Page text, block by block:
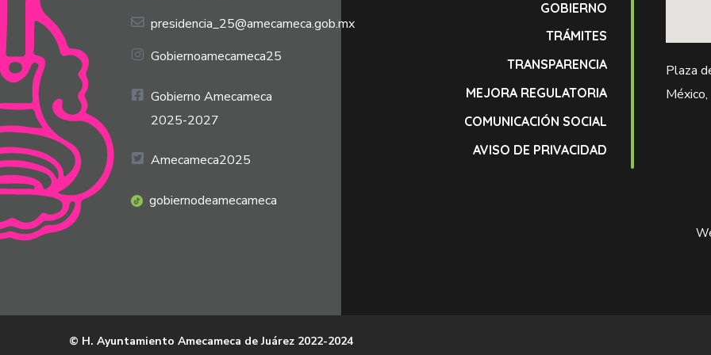
presidencia_25@amecameca.gob.mx
Gobiernoamecameca25
Gobierno Amecameca
2025-2027
Amecameca2025
gobiernodeamecameca
GOBIERNO
TRÁMITES
TRANSPARENCIA
MEJORA REGULATORIA
COMUNICACIÓN SOCIAL
AVISO DE PRIVACIDAD
Plaza
© H. Ayuntamiento Amecameca de Juárez 2022-2024